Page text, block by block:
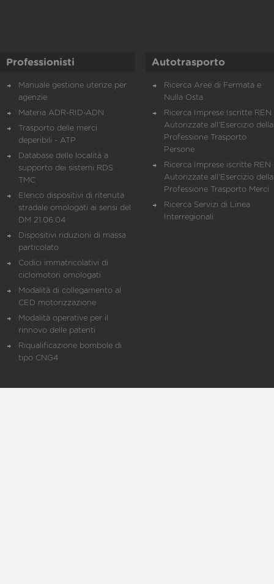
Professionisti
Manuale gestione utenze per
agenzie
Materia ADR-RID-ADN
Trasporto delle merci
deperibili - ATP
Database delle località a
supporto dei sistemi RDS
TMC
Elenco dispositivi di ritenuta
stradale omologati ai sensi del
DM 21.06.04
Dispositivi riduzioni di massa
particolato
Codici immatricolativi di
ciclomotori omologati
Modalità di collegamento al
CED motorizzazione
Modalità operative per il
rinnovo delle patenti
Riqualificazione bombole di
tipo CNG4
Autotrasporto
Ricerca Aree di Fermata e
Nulla Osta
Ricerca Imprese Iscritte REN
Autorizzate all'Esercizio della
Professione Trasporto
Persone
Ricerca Imprese iscritte REN
Autorizzate all'Esercizio della
Professione Trasporto Merci
Ricerca Servizi di Linea
Interregionali